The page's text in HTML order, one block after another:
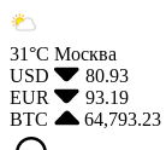
31°С Москва
USD
80.93
EUR
93.19
BTC
64,793.23